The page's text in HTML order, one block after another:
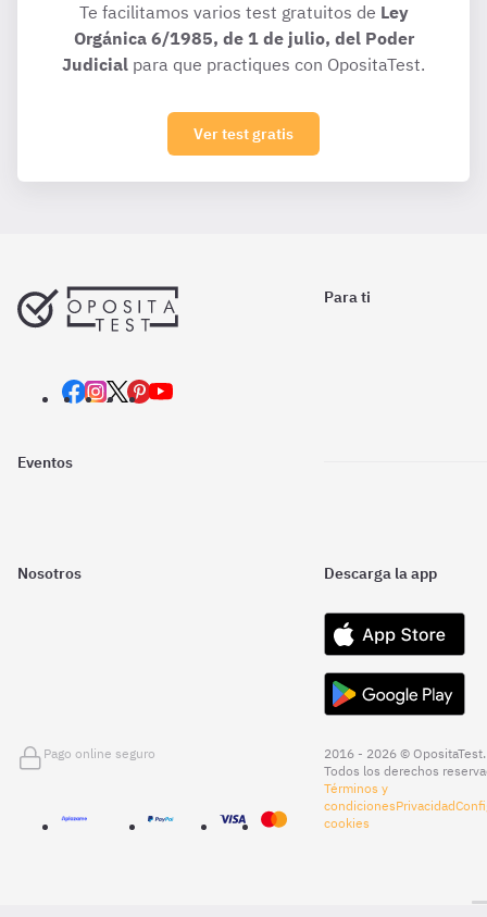
Te facilitamos varios test gratuitos de Ley
Orgánica 6/1985, de 1 de julio, del Poder
Judicial para que practiques con OpositaTest.
Ver test gratis
Para ti
Eventos
Nosotros Descarga la app
Pago online seguro
2016 - 2026 © OpositaTest.
Todos los derechos
Términos y
condicionesPrivacidad
cookies